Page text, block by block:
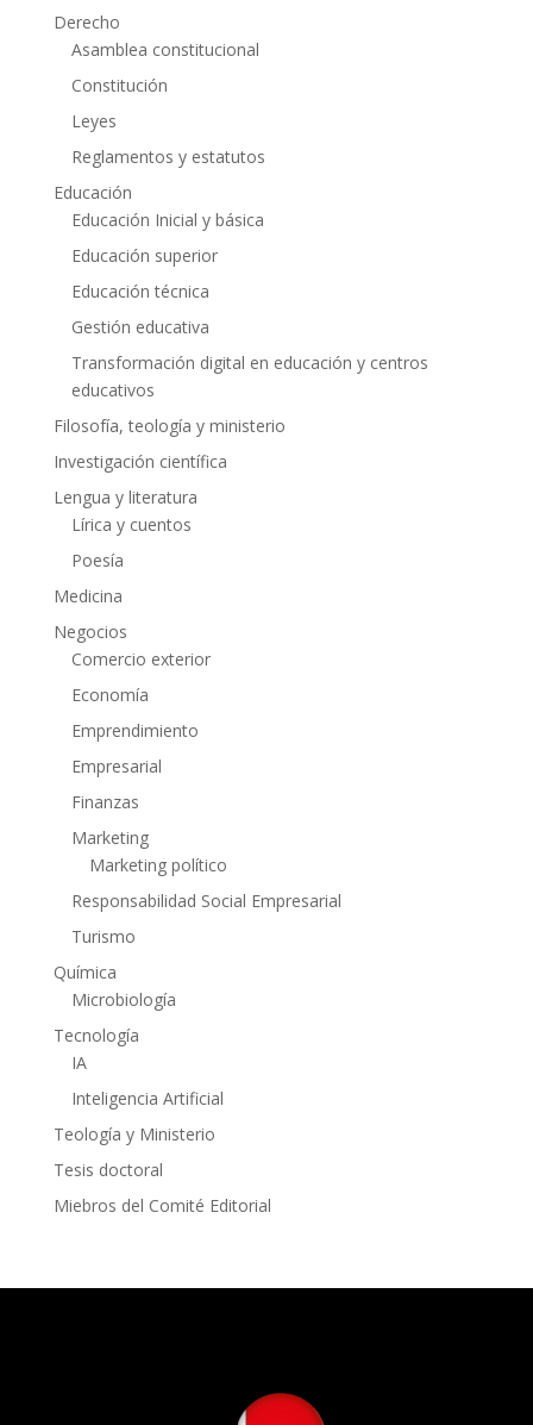
Derecho
Asamblea constitucional
Constitución
Leyes
Reglamentos y estatutos
Educación
Educación Inicial y básica
Educación superior
Educación técnica
Gestión educativa
Transformación digital en educación y centros
educativos
Filosofía, teología y ministerio
Investigación científica
Lengua y literatura
Lírica y cuentos
Poesía
Medicina
Negocios
Comercio exterior
Economía
Emprendimiento
Empresarial
Finanzas
Marketing
Marketing político
Responsabilidad Social Empresarial
Turismo
Química
Microbiología
Tecnología
IA
Inteligencia Artificial
Teología y Ministerio
Tesis doctoral
Miebros del Comité Editorial